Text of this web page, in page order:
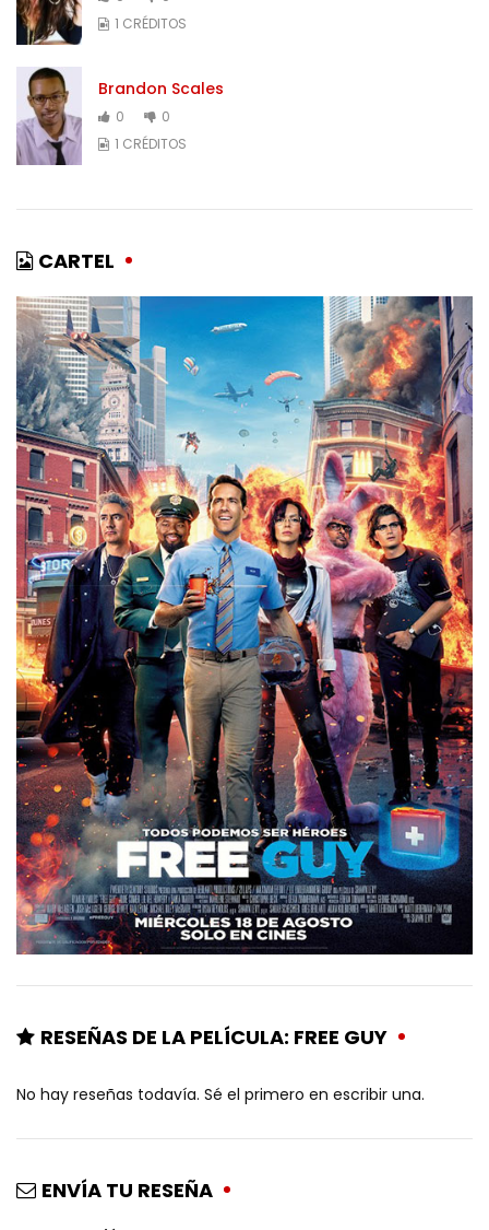
1 CRÉDITOS
Brandon Scales
0
0
1 CRÉDITOS
CARTEL
RESEÑAS DE LA PELÍCULA: FREE GUY
No hay reseñas todavía. Sé el primero en escribir una.
ENVÍA TU RESEÑA